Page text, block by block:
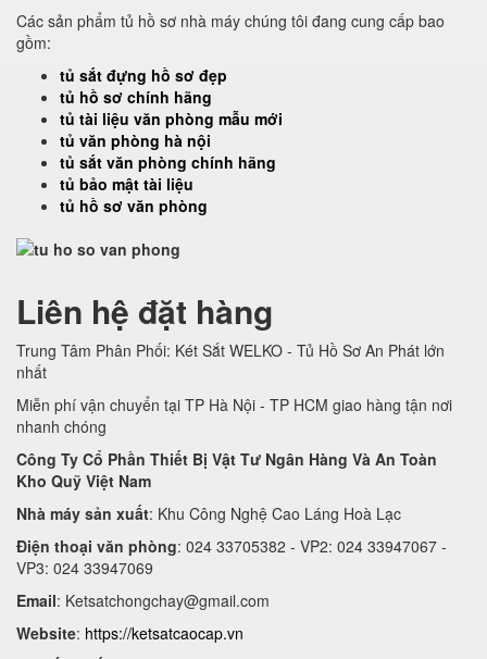
Các sản phẩm tủ hồ sơ nhà máy chúng tôi đang cung cấp bao
gồm:
tủ sắt đựng hồ sơ đẹp
tủ hồ sơ chính hãng
tủ tài liệu văn phòng mẫu mới
tủ văn phòng hà nội
tủ sắt văn phòng chính hãng
tủ bảo mật tài liệu
tủ hồ sơ văn phòng
Liên hệ đặt hàng
Trung Tâm Phân Phối: Két Sắt WELKO - Tủ Hồ Sơ An Phát lớn
nhất
Miễn phí vận chuyển tại TP Hà Nội - TP HCM giao hàng tận nơi
nhanh chóng
Công Ty Cổ Phần Thiết Bị Vật Tư Ngân Hàng Và An Toàn
Kho Quỹ Việt Nam
Nhà máy sản xuất: Khu Công Nghệ Cao Láng Hoà Lạc
Điện thoại văn phòng: 024 33705382 - VP2: 024 33947067 -
VP3: 024 33947069
Email: Ketsatchongchay@gmail.com
Website: https://ketsatcaocap.vn